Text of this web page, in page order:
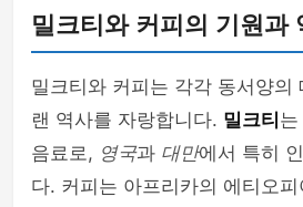
밀크티와 커피의 기원과
밀크티와 커피는 각각 동서양의
랜 역사를 자랑합니다. 밀크티
음료로, 영국과 대만에서 특히
다. 커피는 아프리카의 에티오